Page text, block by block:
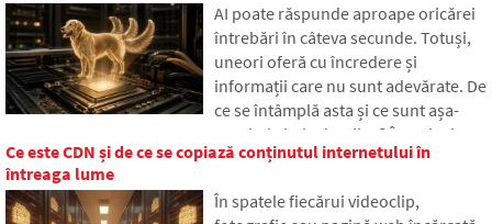
AI poate răspunde aproape oricărei
întrebări în câteva secunde. Totuși,
uneori oferă cu încredere și
informații care nu sunt adevărate. De
ce se întâmplă asta și ce sunt așa-
numitele halucinații AI? În articol
vom explica cum funcționează marile
generează răspunsuri false și cum
Ce este CDN și de ce se copiază conținutul internetului în
întreaga lume
În spatele fiecărui videoclip,